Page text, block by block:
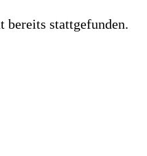
bereits stattgefunden.